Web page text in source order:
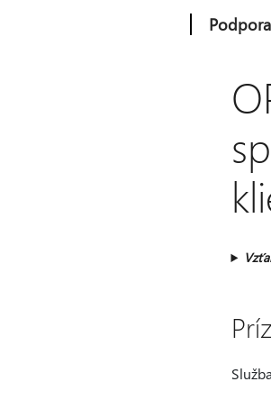
Podpora